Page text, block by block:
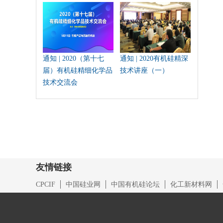
通知 | 2020（第十七
届）有机硅精细化学品
技术交流会
通知 | 2020有机硅精深
技术讲座（一）
友情链接
CPCIF 中国硅业网 中国有机硅论坛 化工新材料网